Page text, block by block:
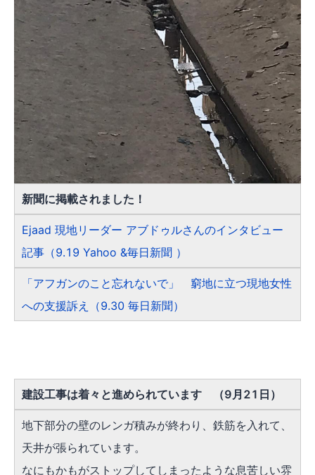
新聞に掲載されました！
Ejaad 現地リーダー アブドゥルさんのインタビュー
記事（9.19 Yahoo &毎日新聞 ）
「アフガンのこと忘れないで」 窮地に立つ現地女性
への支援訴え（9.30 毎日新聞）
建設工事は着々と進められています （9月21日）
地下部分の壁のレンガ積みが終わり、鉄筋を入れて、
天井が張られています。
なにもかもがストップしてしまったような息苦しい雰